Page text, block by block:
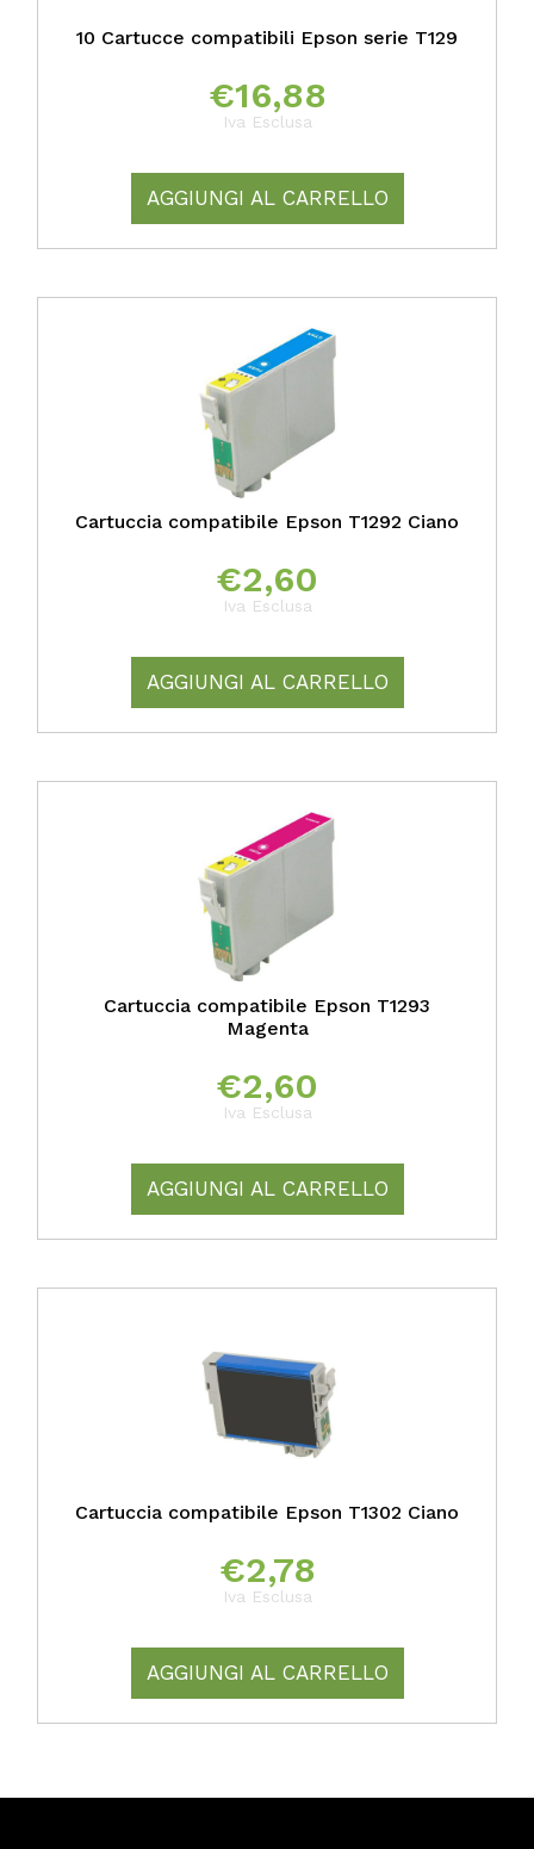
10 Cartucce compatibili Epson serie T129
€16,88
Iva Esclusa
AGGIUNGI AL CARRELLO
Cartuccia compatibile Epson T1292 Ciano
€2,60
Iva Esclusa
AGGIUNGI AL CARRELLO
Cartuccia compatibile Epson T1293
Magenta
€2,60
Iva Esclusa
AGGIUNGI AL CARRELLO
Cartuccia compatibile Epson T1302 Ciano
€2,78
Iva Esclusa
AGGIUNGI AL CARRELLO